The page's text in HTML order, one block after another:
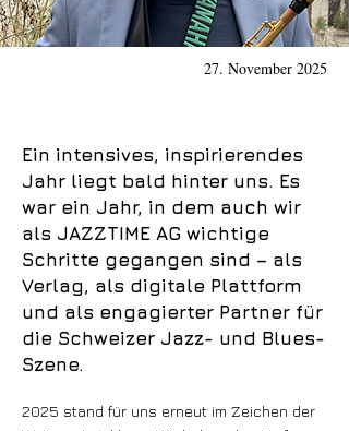
27. November 2025
Ein intensives, inspirierendes
Jahr liegt bald hinter uns. Es
war ein Jahr, in dem auch wir
als JAZZTIME AG wichtige
Schritte gegangen sind – als
Verlag, als digitale Plattform
und als engagierter Partner für
die Schweizer Jazz- und Blues-
Szene.
2025 stand für uns erneut im Zeichen der